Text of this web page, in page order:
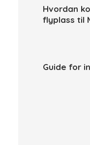
Hvordan
flyplass til
Guide for